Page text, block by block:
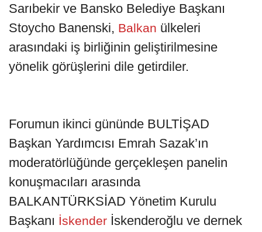
Sarıbekir ve Bansko Belediye Başkanı
Stoycho Banenski, Balkan ülkeleri
arasındaki iş birliğinin geliştirilmesine
yönelik görüşlerini dile getirdiler.
Forumun ikinci gününde BULTİŞAD
Başkan Yardımcısı Emrah Sazak’ın
moderatörlüğünde gerçekleşen panelin
konuşmacıları arasında
BALKANTÜRKSİAD Yönetim Kurulu
Başkanı İskender İskenderoğlu ve dernek